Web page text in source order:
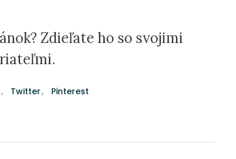
Zdieľate ho so svojimi
Twitter Pinterest